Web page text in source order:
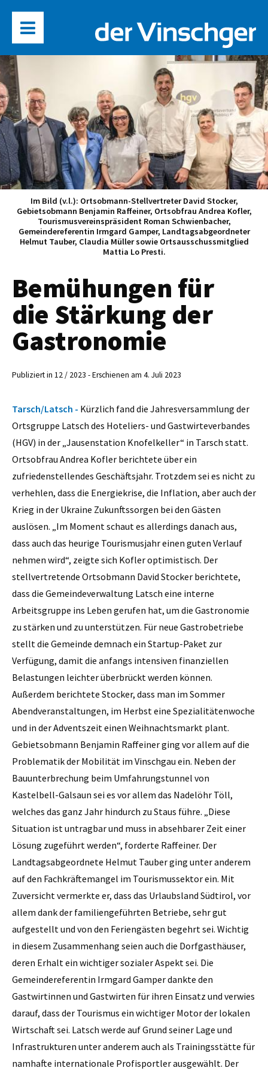
Im Bild (v.l.): Ortsobmann-Stellvertreter David Stocker,
Gebietsobmann Benjamin Raffeiner, Ortsobfrau Andrea Kofler,
Tourismusvereinspräsident Roman Schwienbacher,
Gemeindereferentin Irmgard Gamper, Landtagsabgeordneter
Helmut Tauber, Claudia Müller sowie Ortsausschussmitglied
Mattia Lo Presti.
Bemühungen für
die Stärkung der
Gastronomie
Publiziert in 12 / 2023 - Erschienen am 4. Juli 2023
Tarsch/Latsch - Kürzlich fand die Jahresversammlung der
Ortsgruppe Latsch des Hoteliers- und Gastwirteverbandes
(HGV) in der „Jausenstation Knofelkeller“ in Tarsch statt.
Ortsobfrau Andrea Kofler berichtete über ein
zufriedenstellendes Geschäftsjahr. Trotzdem sei es nicht zu
verhehlen, dass die Energiekrise, die Inflation, aber auch der
Krieg in der Ukraine Zukunftssorgen bei den Gästen
auslösen. „Im Moment schaut es allerdings danach aus,
dass auch das heurige Tourismusjahr einen guten Verlauf
nehmen wird“, zeigte sich Kofler optimistisch. Der
stellvertretende Ortsobmann David Stocker berichtete,
dass die Gemeindeverwaltung Latsch eine interne
Arbeitsgruppe ins Leben gerufen hat, um die Gastronomie
zu stärken und zu unterstützen. Für neue Gastrobetriebe
stellt die Gemeinde demnach ein Startup-Paket zur
Verfügung, damit die anfangs intensiven finanziellen
Belastungen leichter überbrückt werden können.
Außerdem berichtete Stocker, dass man im Sommer
Abendveranstaltungen, im Herbst eine Spezialitätenwoche
und in der Adventszeit einen Weihnachtsmarkt plant.
Gebietsobmann Benjamin Raffeiner ging vor allem auf die
Problematik der Mobilität im Vinschgau ein. Neben der
Bauunterbrechung beim Umfahrungstunnel von
Kastelbell-Galsaun sei es vor allem das Nadelöhr Töll,
welches das ganz Jahr hindurch zu Staus führe. „Diese
Situation ist untragbar und muss in absehbarer Zeit einer
Lösung zugeführt werden“, forderte Raffeiner. Der
Landtagsabgeordnete Helmut Tauber ging unter anderem
auf den Fachkräftemangel im Tourismussektor ein. Mit
Zuversicht vermerkte er, dass das Urlaubsland Südtirol, vor
allem dank der familiengeführten Betriebe, sehr gut
aufgestellt und von den Feriengästen begehrt sei. Wichtig
in diesem Zusammenhang seien auch die Dorfgasthäuser,
deren Erhalt ein wichtiger sozialer Aspekt sei. Die
Gemeindereferentin Irmgard Gamper dankte den
Gastwirtinnen und Gastwirten für ihren Einsatz und verwies
darauf, dass der Tourismus ein wichtiger Motor der lokalen
Wirtschaft sei. Latsch werde auf Grund seiner Lage und
Infrastrukturen unter anderem auch als Trainingsstätte für
namhafte internationale Profisportler ausgewählt. Der